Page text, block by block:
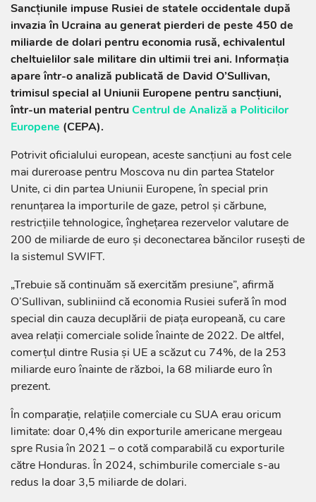
Sancțiunile impuse Rusiei de statele occidentale după
invazia în Ucraina au generat pierderi de peste 450 de
miliarde de dolari pentru economia rusă, echivalentul
cheltuielilor sale militare din ultimii trei ani. Informația
apare într-o analiză publicată de David O’Sullivan,
trimisul special al Uniunii Europene pentru sancțiuni,
într-un material pentruCentrul de Analiză a Politicilor
Europene (CEPA).
Potrivit oficialului european, aceste sancțiuni au fost cele
mai dureroase pentru Moscova nu din partea Statelor
Unite, ci din partea Uniunii Europene, în special prin
renunțarea la importurile de gaze, petrol și cărbune,
restricțiile tehnologice, înghețarea rezervelor valutare de
200 de miliarde de euro și deconectarea băncilor rusești de
la sistemul SWIFT.
„Trebuie să continuăm să exercităm presiune”, afirmă
O’Sullivan, subliniind că economia Rusiei suferă în mod
special din cauza decuplării de piața europeană, cu care
avea relații comerciale solide înainte de 2022. De altfel,
comerțul dintre Rusia și UE a scăzut cu 74%, de la 253
miliarde euro înainte de război, la 68 miliarde euro în
prezent.
În comparație, relațiile comerciale cu SUA erau oricum
limitate: doar 0,4% din exporturile americane mergeau
spre Rusia în 2021 – o cotă comparabilă cu exporturile
către Honduras. În 2024, schimburile comerciale s-au
redus la doar 3,5 miliarde de dolari.